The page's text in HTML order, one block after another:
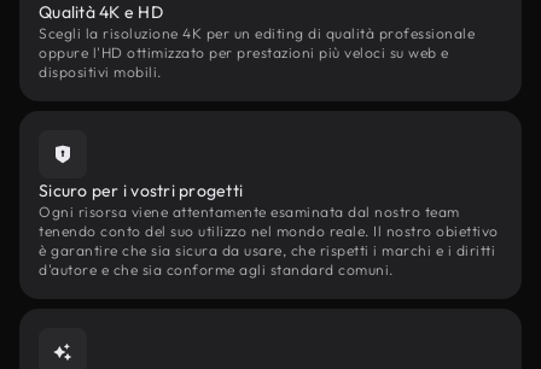
Qualità 4K e HD
Scegli la risoluzione 4K per un editing di qualità professionale
oppure l'HD ottimizzato per prestazioni più veloci su web e
dispositivi mobili.
Sicuro per i vostri progetti
Ogni risorsa viene attentamente esaminata dal nostro team
tenendo conto del suo utilizzo nel mondo reale. Il nostro obiettivo
è garantire che sia sicura da usare, che rispetti i marchi e i diritti
d'autore e che sia conforme agli standard comuni.